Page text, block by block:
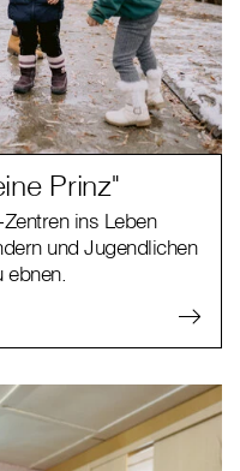
Prinz"
ins Leben
und Jugendlichen
ebnen.